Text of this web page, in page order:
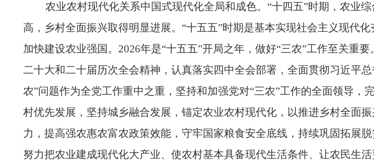
农业农村现代化关系中国式现代化全局和成色。“十四五”时期，农业
高，乡村全面振兴取得明显进展。“十五五”时期是基本实现社会主义现代
加快建设农业强国。2026年是“十五五”开局之年，做好“三农”工作至关重
二十大和二十届历次全会精神，认真落实四中全会部署，全面贯彻习近平
农”问题作为全党工作重中之重，坚持和加强党对“三农”工作的全面领导
村优先发展，坚持城乡融合发展，锚定农业农村现代化，以推进乡村全面
力，提高强农惠农富农政策效能，守牢国家粮食安全底线，持续巩固拓展
努力把农业建成现代化大产业、使农村基本具备现代生活条件、让农民生